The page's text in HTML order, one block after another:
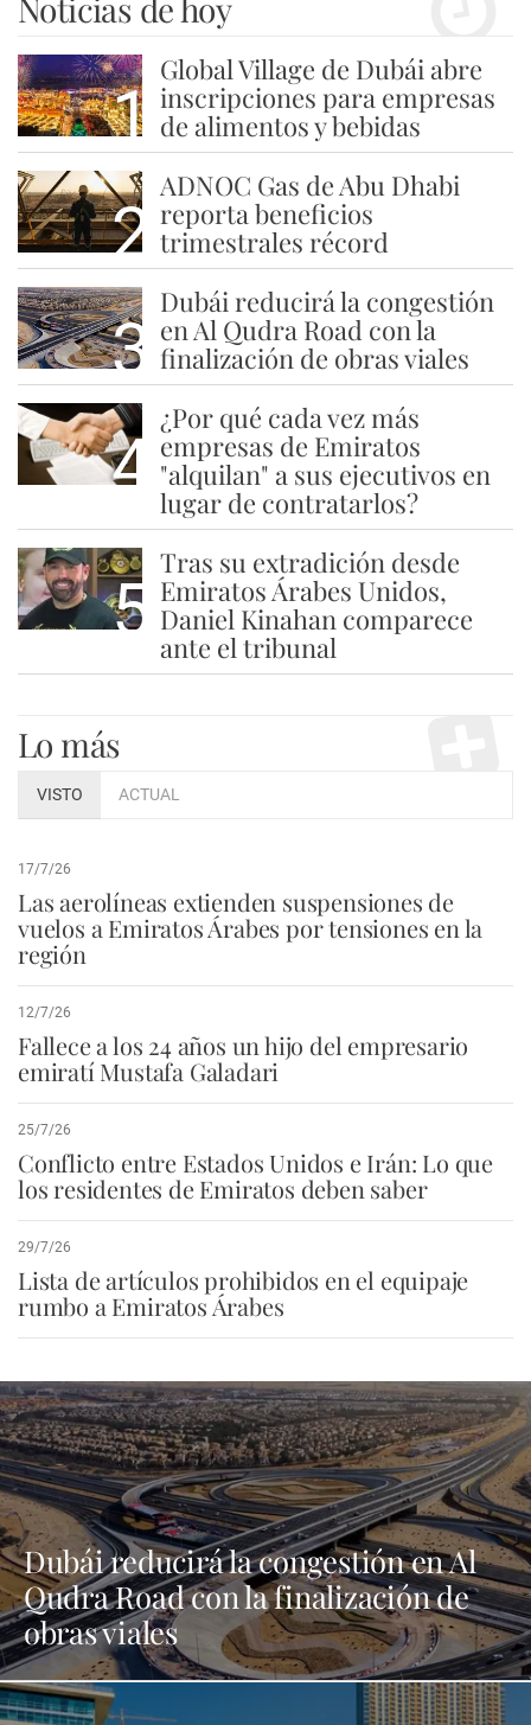
Noticias de hoy
1
Global Village de Dubái abre
inscripciones para empresas
de alimentos y bebidas
2
ADNOC Gas de Abu Dhabi
reporta beneficios
trimestrales récord
3
Dubái reducirá la congestión
en Al Qudra Road con la
finalización de obras viales
4
¿Por qué cada vez más
empresas de Emiratos
"alquilan" a sus ejecutivos en
lugar de contratarlos?
5
Tras su extradición desde
Emiratos Árabes Unidos,
Daniel Kinahan comparece
ante el tribunal
Lo más
VISTO ACTUAL
17/7/26
Las aerolíneas extienden suspensiones de
vuelos a Emiratos Árabes por tensiones en la
región
12/7/26
Fallece a los 24 años un hijo del empresario
emiratí Mustafa Galadari
25/7/26
Conflicto entre Estados Unidos e Irán: Lo que
los residentes de Emiratos deben saber
29/7/26
Lista de artículos prohibidos en el equipaje
rumbo a Emiratos Árabes
Dubái reducirá la congestión en Al
Qudra Road con la finalización de
obras viales